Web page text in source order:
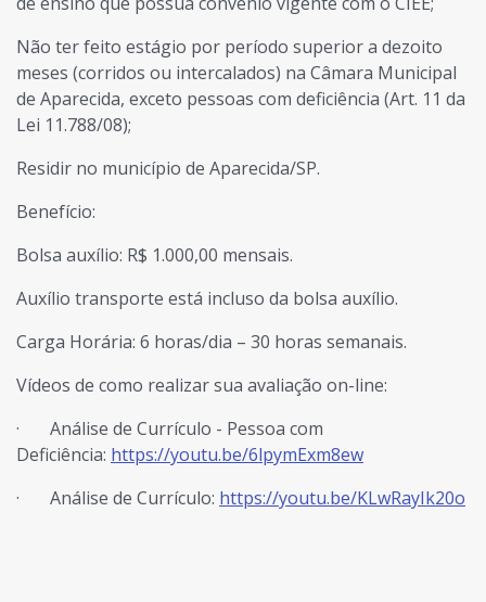
Não ter feito estágio por período superior a dezoito
meses (corridos ou intercalados) na Câmara Municipal
de Aparecida, exceto pessoas com deficiência (Art. 11 da
Lei 11.788/08);
Residir no município de Aparecida/SP.
Benefício:
Bolsa auxílio: R$ 1.000,00 mensais.
Auxílio transporte está incluso da bolsa auxílio.
Carga Horária: 6 horas/dia – 30 horas semanais.
Vídeos de como realizar sua avaliação on-line:
·
Análise de Currículo - Pessoa com
Deficiência: https://youtu.be/6lpymExm8ew
·
Análise de Currículo: https://youtu.be/KLwRayIk20o